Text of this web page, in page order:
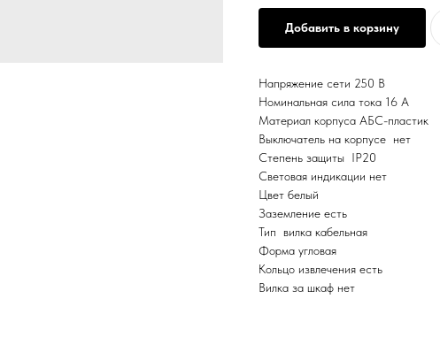
Добавить в корзину
Напряжение сети 250 В
Номинальная сила тока 16 А
Материал корпуса АБС-пластик
Выключатель на корпусе нет
Степень защиты IP20
Световая индикации нет
Цвет белый
Заземление есть
Тип вилка кабельная
Форма угловая
Кольцо извлечения есть
Вилка за шкаф нет